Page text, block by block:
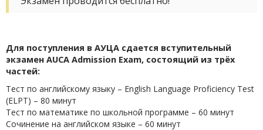
Для поступления в АУЦА сдается вступительный
экзамен AUCA Admission Exam, состоящий из трёх
частей:
Тест по английскому языку – English Language Proficiency Test
(ELPT) – 80 минут
Тест по математике по школьной программе – 60 минут
Сочинение на английском языке – 60 минут